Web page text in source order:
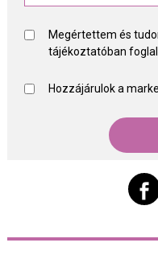
Megértettem és
tájékoztatóban
Hozzájárulok a